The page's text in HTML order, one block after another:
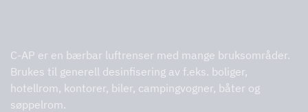
C-AP er en bærbar luftrenser med mange bruksområder.
Brukes til generell desinfisering av f.eks. boliger,
hotellrom, kontorer, biler, campingvogner, båter og
søppelrom.